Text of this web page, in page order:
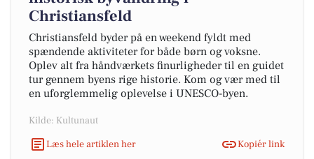
Christiansfeld
Christiansfeld byder på en weekend fyldt med
spændende aktiviteter for både børn og voksne.
Oplev alt fra håndværkets finurligheder til en guidet
tur gennem byens rige historie. Kom og vær med til
en uforglemmelig oplevelse i UNESCO-byen.
Kilde: Kultunaut
Læs hele artiklen her
Kopiér link